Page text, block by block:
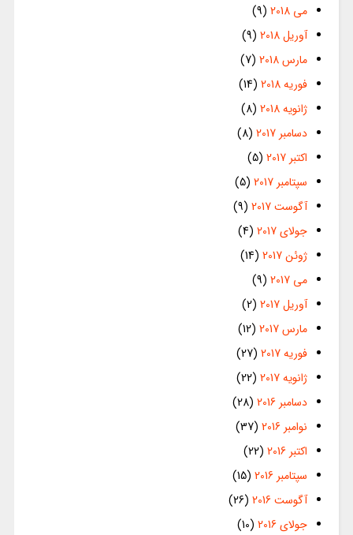
می 2018
(9)
آوریل 2018
(9)
مارس 2018
(7)
فوریه 2018
(14)
ژانویه 2018
(8)
دسامبر 2017
(8)
اکتبر 2017
(5)
سپتامبر 2017
(5)
آگوست 2017
(9)
جولای 2017
(4)
ژوئن 2017
(14)
می 2017
(9)
آوریل 2017
(2)
مارس 2017
(12)
فوریه 2017
(27)
ژانویه 2017
(22)
دسامبر 2016
(28)
نوامبر 2016
(37)
اکتبر 2016
(22)
سپتامبر 2016
(15)
آگوست 2016
(26)
جولای 2016
(10)